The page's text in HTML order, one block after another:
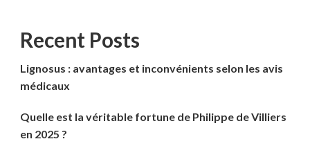
Recent Posts
Lignosus : avantages et inconvénients selon les avis
médicaux
Quelle est la véritable fortune de Philippe de Villiers
en 2025 ?